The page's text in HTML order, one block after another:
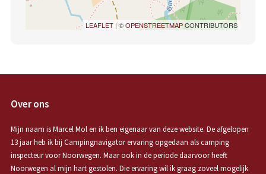
LEAFLET | ©OPENSTREETMAPCONTRIBUTORS
Over ons
Mijn naam is Marcel Mol en ik ben eigenaar van deze website. De afgelopen
13 jaar heb ik bij Campingnavigator ervaring opgedaan als camping
inspecteur voor Noorwegen. Maar ook in de periode daarvoor heeft
Noorwegen al mijn hart gestolen. Die ervaring wil ik graag zoveel mogelijk